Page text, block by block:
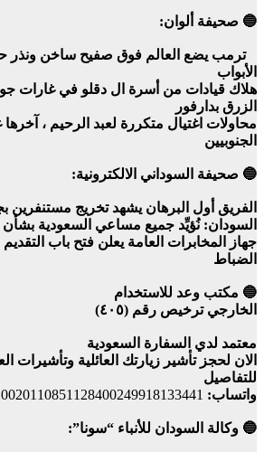
🔵 صحيفة ألوان:
ترمب يضع العالم فوق صفيح ساخن ونذر
الأبواب
هلاك قيادات من أسرة ال دقلو في غارات
الزرق بدارفور
محاولات اغتيال متكررة لعبد الرحيم ،
الجنوبيين
🔵 صحيفة السوداني الالكترونية:
الفريق أول البرهان يشهد تخريج مستنفرين
السودان: نُؤيِّد جميع مساعي السعودية بشأن
جهاز المخابرات العامة يعلن فتح باب
الضباط
🔵 مكتب وعد للاستخدام
الخارجي ترخيص رقم (٤٠٥)
معتمد لدي السفارة السعودية
الان لحجز تأشير زيارتك العائلية وتأشيرات
للتفاصيل
واتساب: 0020110851128400249918133441
🔵 وكالة السودان للأنباء “سونا”: